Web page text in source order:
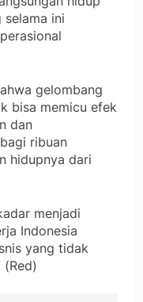
selama ini
gelombang
bisa memicu efek
dan
ribuan
hidupnya dari
menjadi
Indonesia
yang tidak